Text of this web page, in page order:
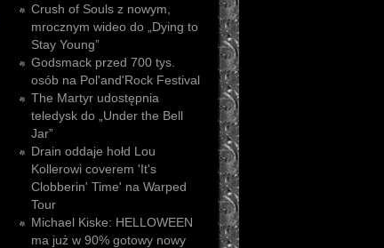
Crush of Souls z nowym,
mrocznym wideo do „Dying to
Stay Young”
Godsmack przed 700 tys.
osób na Pol'and'Rock Festival
The Martyr udostępnia
teledysk do „Under the Bell
Jar”
Drain oddaje hołd Lou
Kollerowi coverem 'It's
Clobberin' Time' na Warped
Tour
Michael Kiske: HELLOWEEN
ma już w 90% gotowy nowy